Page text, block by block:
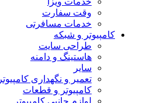
وقت سفارت
خدمات مسافرتی
کامپیوتر و شبکه
طراحی سایت
هاستینگ و دامنه
سایر
تعمیر و نگهداری کامپیوتر
کامپیوتر و قطعات